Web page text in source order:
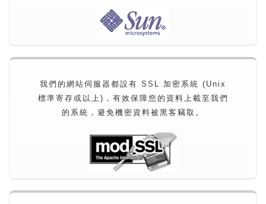
我們的網站伺服器都設有 SSL 加密系統 (Unix
標準寄存或以上)，有效保障您的資料上載至我們
的系統，避免機密資料被黑客竊取。